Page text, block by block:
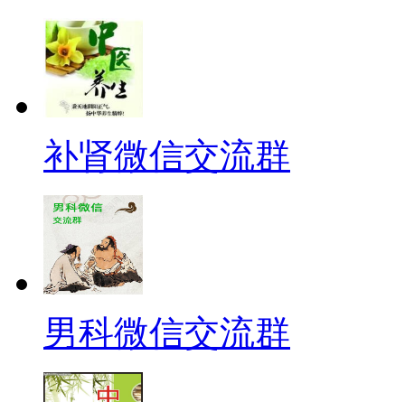
补肾微信交流群
男科微信交流群